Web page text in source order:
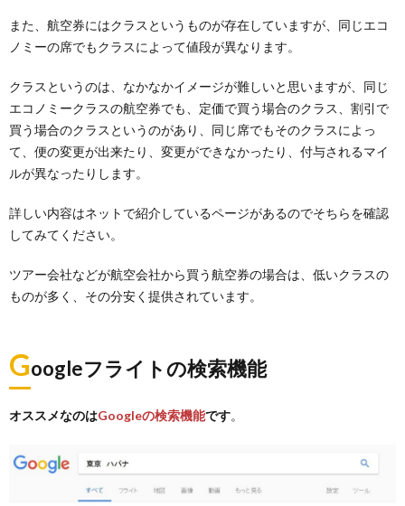
また、航空券にはクラスというものが存在していますが、同じエコ
ノミーの席でもクラスによって値段が異なります。
クラスというのは、なかなかイメージが難しいと思いますが、同じ
エコノミークラスの航空券でも、定価で買う場合のクラス、割引で
買う場合のクラスというのがあり、同じ席でもそのクラスによっ
て、便の変更が出来たり、変更ができなかったり、付与されるマイ
ルが異なったりします。
詳しい内容はネットで紹介しているページがあるのでそちらを確認
してみてください。
ツアー会社などが航空会社から買う航空券の場合は、低いクラスの
ものが多く、その分安く提供されています。
Googleフライトの検索機能
オススメなのはGoogleの検索機能です。